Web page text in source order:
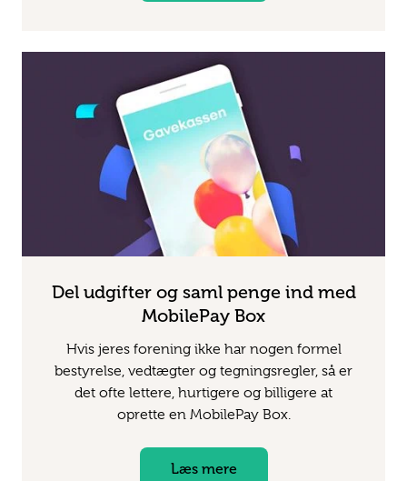
Del udgifter og saml penge ind med
MobilePay Box
Hvis jeres forening ikke har nogen formel
bestyrelse, vedtægter og tegningsregler, så er
det ofte lettere, hurtigere og billigere at
oprette en MobilePay Box.
Læs mere